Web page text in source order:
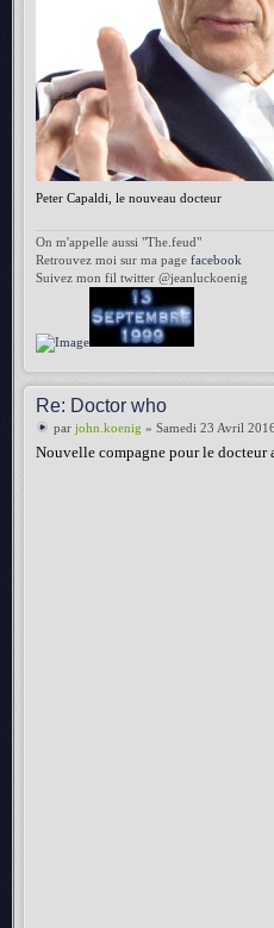
Peter Capaldi, le nouveau docteur
On m'appelle aussi "The.feud"
Retrouvez moi sur ma page facebook
Suivez mon fil twitter @jeanluckoenig
Re: Doctor who
par john.koenig » Samedi 23 Avril
Nouvelle compagne pour le docteur